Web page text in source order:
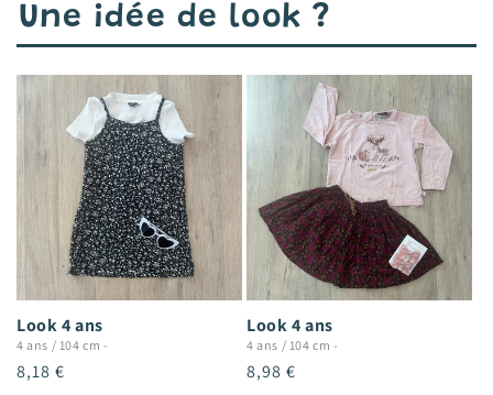
Une idée de look ?
Look 4 ans
4 ans / 104 cm -
Prix
8,18 €
Look 4 ans
4 ans / 104 cm -
Prix
8,98 €